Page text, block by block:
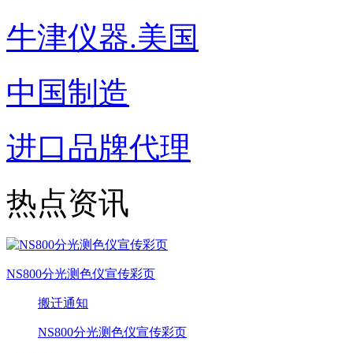
牛津仪器.美国
中国制造
进口品牌代理
热点资讯
NS800分光测色仪宣传彩页
搬迁通知
NS800分光测色仪宣传彩页